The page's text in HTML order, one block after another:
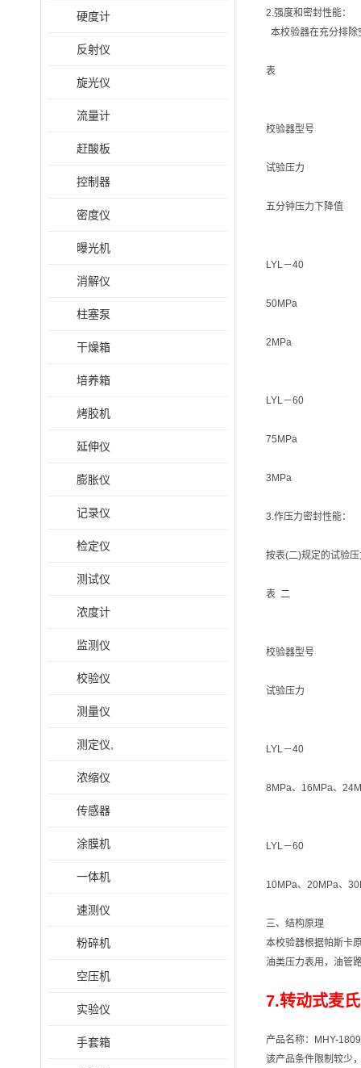
硬度计
反射仪
旋光仪
流量计
赶酸板
控制器
密度仪
曝光机
消解仪
柱塞泵
干燥箱
培养箱
烤胶机
延伸仪
膨胀仪
记录仪
检定仪
测试仪
浓度计
监测仪
校验仪
测量仪
测定仪,
浓缩仪
传感器
涂膜机
一体机
速测仪
粉碎机
空压机
实验仪
手套箱
2.强度和密封性能：
本校验器在充分排
表
校验器型号
试验压力
五分钟压力下降值
LYL－40
50MPa
2MPa
LYL－60
75MPa
3MPa
3.作压力密封性能：
按表(二)规定的试验
表 二
校验器型号
试验压力
LYL－40
8MPa、16MPa、
LYL－60
10MPa、20MPa、
三、结构原理
本校验器根据帕斯卡
油类压力表用，油管
7.转动式麦
产品名称：MHY-
该产品条件限制较少